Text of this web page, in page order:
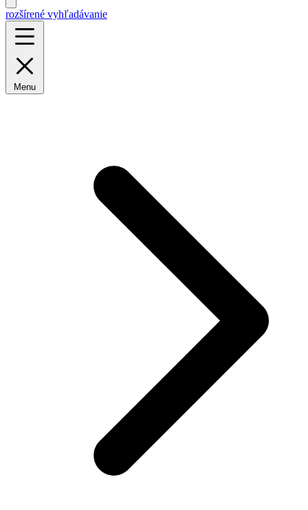
rozšírené vyhľadávanie
Menu